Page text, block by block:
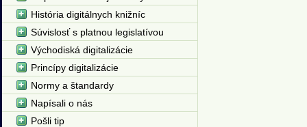
História digitálnych knižníc
Súvislosť s platnou legislatívou
Východiská digitalizácie
Princípy digitalizácie
Normy a štandardy
Napísali o nás
Pošli tip